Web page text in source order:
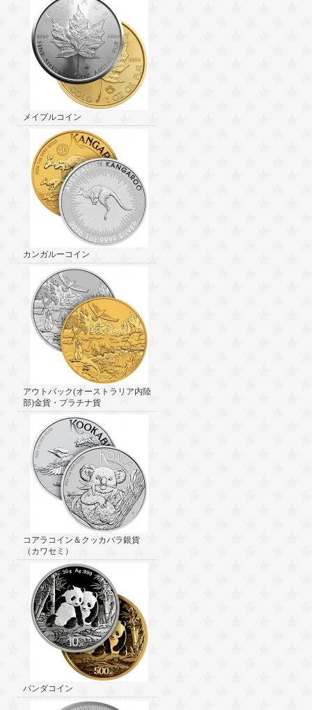
メイプルコイン
カンガルーコイン
アウトバック(オーストラリア内陸
部)金貨・プラチナ貨
コアラコイン＆クッカバラ銀貨
（カワセミ）
パンダコイン